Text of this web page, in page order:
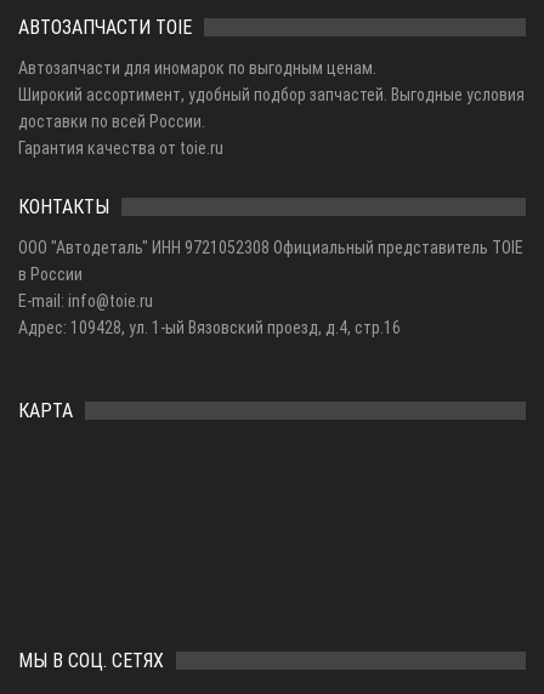
АВТОЗАПЧАСТИ TOIE
Автозапчасти для иномарок по выгодным ценам.
Широкий ассортимент, удобный подбор запчастей. Выгодные условия
доставки по всей России.
Гарантия качества от toie.ru
КОНТАКТЫ
ООО "Автодеталь" ИНН 9721052308 Официальный представитель TOIE
в России
E-mail: info@toie.ru
Адрес: 109428, ул. 1-ый Вязовский проезд, д.4, стр.16
КАРТА
МЫ В СОЦ. СЕТЯХ